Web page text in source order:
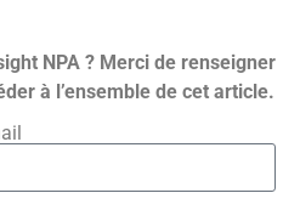
NPA ? Merci de renseigner
à l’ensemble de cet article.